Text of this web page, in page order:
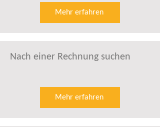
Mehr erfahren
Nach einer Rechnung suchen
Mehr erfahren